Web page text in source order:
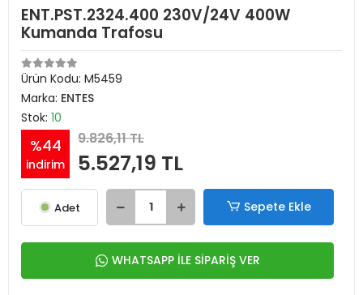
ENT.PST.2324.400 230V/24V 400W
Kumanda Trafosu
Ürün Kodu: M5459
Marka: ENTES
Stok: 10
%44
indirim
9.826,11 TL
5.527,19 TL
Adet Sepete Ekle
WHATSAPP İLE SİPARİŞ VER